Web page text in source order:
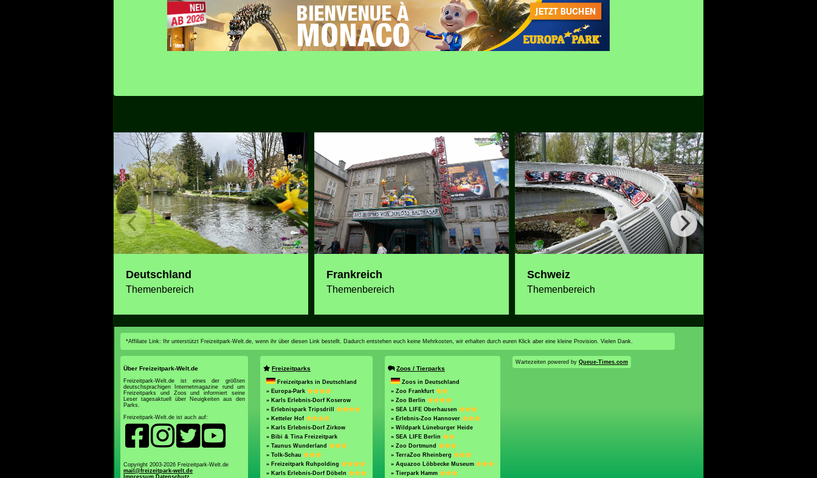
Deutschland
Themenbereich
Frankreich
Themenbereich
Schweiz
Themenbereich
*Affiliate Link: Ihr unterstützt Freizeitpark-Welt.de, wenn ihr über diesen Link bestellt. Dadurch entstehen euch keine Mehrkosten, wir erhalten durch euren Klick aber eine kleine Provision. Vielen Dank.
Über Freizeitpark-Welt.de
Freizeitpark-Welt.de ist eines der größten
deutschsprachigen Internetmagazine rund um
Freizeitparks und Zoos und informiert seine
Leser tagesaktuell über Neuigkeiten aus den
Parks.
Freizeitpark-Welt.de ist auch auf:
Copyright 2003-2026 Freizeitpark-Welt.de
mail@freizeitpark-welt.de
Impressum Datenschutz
Freizeitparks
Freizeitparks in Deutschland
» Europa-Park
» Karls Erlebnis-Dorf Koserow
» Erlebnispark Tripsdrill
» Ketteler Hof
» Karls Erlebnis-Dorf Zirkow
» Bibi & Tina Freizeitpark
» Taunus Wunderland
» Tolk-Schau
» Freizeitpark Ruhpolding
» Karls Erlebnis-Dorf Döbeln
Zoos / Tierparks
Zoos in Deutschland
» Zoo Frankfurt
» Zoo Berlin
» SEA LIFE Oberhausen
» Erlebnis-Zoo Hannover
» Wildpark Lüneburger Heide
» SEA LIFE Berlin
» Zoo Dortmund
» TerraZoo Rheinberg
» Aquazoo Löbbecke Museum
» Tierpark Hamm
Wartezeiten powered by Queue-Times.com